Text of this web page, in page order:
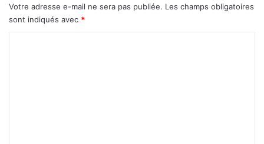
e
Votre adresse e-mail ne sera pas publiée. Les champs obligatoires
sont indiqués avec *